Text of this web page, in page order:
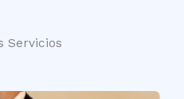
Servicios